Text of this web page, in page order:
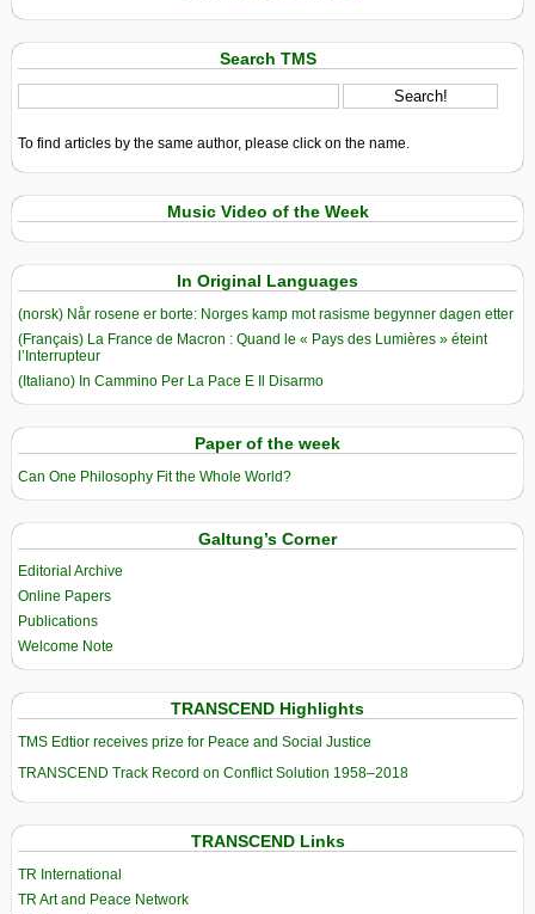
Search TMS
To find articles by the same author, please click on the name.
Music Video of the Week
In Original Languages
(norsk) Når rosene er borte: Norges kamp mot rasisme begynner dagen etter
(Français) La France de Macron : Quand le « Pays des Lumières » éteint
l’Interrupteur
(Italiano) In Cammino Per La Pace E Il Disarmo
Paper of the week
Can One Philosophy Fit the Whole World?
Galtung’s Corner
Editorial Archive
Online Papers
Publications
Welcome Note
TRANSCEND Highlights
TMS Edtior receives prize for Peace and Social Justice
TRANSCEND Track Record on Conflict Solution 1958–2018
TRANSCEND Links
TR International
TR Art and Peace Network